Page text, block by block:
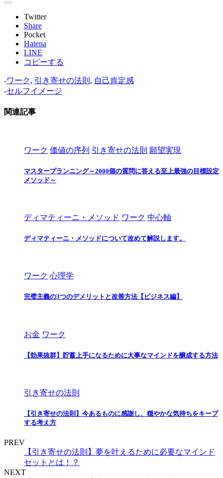
Twitter
Share
Pocket
Hatena
LINE
コピーする
-ワーク, 引き寄せの法則 , 自己肯定感
-セルフイメージ
関連記事
ワーク 価値の序列 引き寄せの法則 願望実現
マスタープランニング～2000個の質問に答える至上最強の目標設定
メソッド～
ディマティーニ・メソッド ワーク 中心軸
ディマティーニ・メソッドについて改めて解説します。
ワーク 心理学
完璧主義の3つのデメリットと改善方法【ビジネス編】
お金 ワーク
【効果抜群】貯蓄上手になるために大事なマインドを醸成する方法
引き寄せの法則
【引き寄せの法則】今あるものに感謝し、穏やかな気持ちをキープ
する考え方
PREV
【引き寄せの法則】夢を叶えるために必要なマインド
セットとは！？
NEXT